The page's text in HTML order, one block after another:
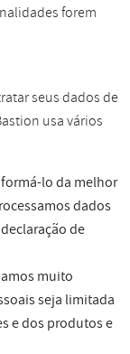
forem
seus dados de
usa vários
lo da melhor
dados
de
muito
seja limitada
e dos produtos e